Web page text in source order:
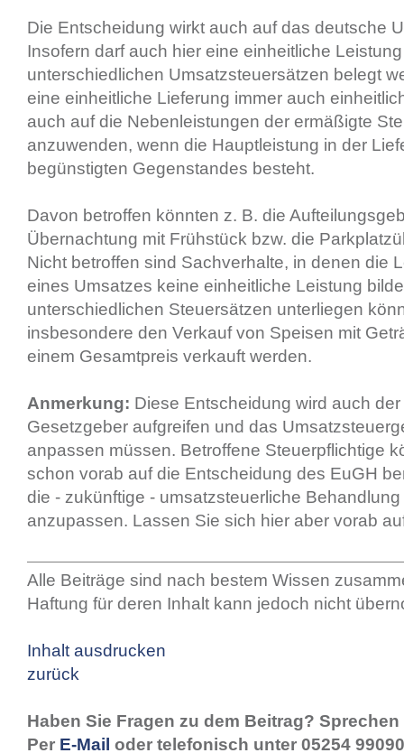
Die Entscheidung wirkt auch auf das deutsche
Insofern darf auch hier eine einheitliche
unterschiedlichen Umsatzsteuersätzen belegt
eine einheitliche Lieferung immer auch
auch auf die Nebenleistungen der ermäßigte
anzuwenden, wenn die Hauptleistung in der
begünstigten Gegenstandes besteht.
Davon betroffen könnten z. B. die
Übernachtung mit Frühstück bzw. die
Nicht betroffen sind Sachverhalte, in denen die
eines Umsatzes keine einheitliche Leistung
unterschiedlichen Steuersätzen unterliegen
insbesondere den Verkauf von Speisen mit
einem Gesamtpreis verkauft werden.
Anmerkung: Diese Entscheidung wird auch
Gesetzgeber aufgreifen und das
anpassen müssen. Betroffene Steuerpflichtige
schon vorab auf die Entscheidung des EuGH
die - zukünftige - umsatzsteuerliche
anzupassen. Lassen Sie sich hier aber vorab
Alle Beiträge sind nach bestem Wissen
Haftung für deren Inhalt kann jedoch nicht
Inhalt ausdrucken
zurück
Haben Sie Fragen zu dem Beitrag?
Per E-Mail oder telefonisch unter 05254